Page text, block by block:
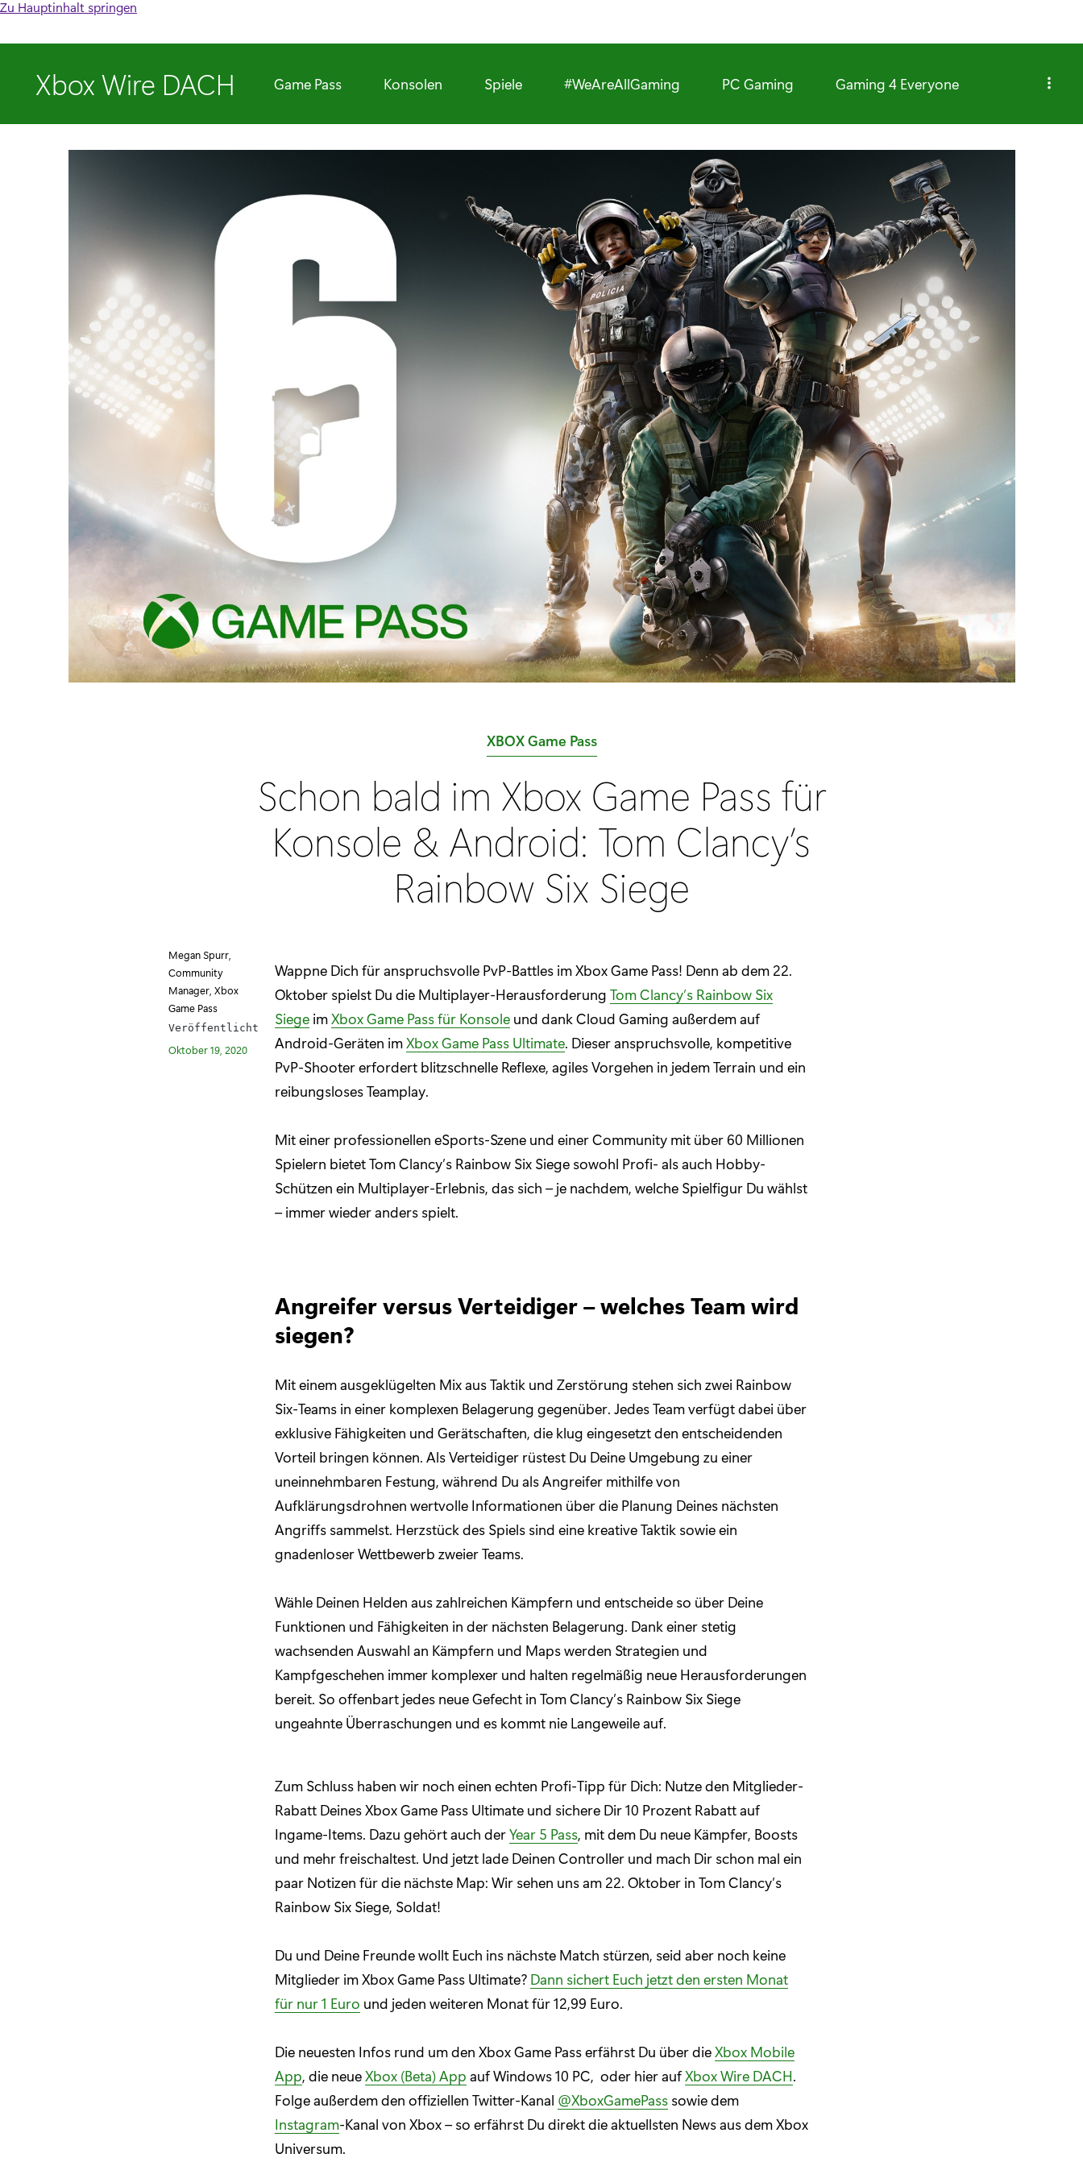
Zu Hauptinhalt springen
Xbox Wire DACH Game Pass Konsolen Spiele #WeAreAllGaming PC Gaming Gaming 4 Everyone
K
t
e
g
o
r
XBOX Game Pass
Schon bald im Xbox Game Pass für
Konsole & Android: Tom Clancy’s
Rainbow Six Siege
Megan Spurr,
Community
Manager, Xbox
Game Pass
Veröffentlicht
Oktober 19, 2020
Wappne Dich für anspruchsvolle PvP-Battles im Xbox Game Pass! Denn ab dem 22.
Oktober spielst Du die Multiplayer-Herausforderung Tom Clancy’s Rainbow Six
Siege imXbox Game Pass für Konsole und dank Cloud Gaming außerdem auf
Android-Geräten imXbox Game Pass Ultimate. Dieser anspruchsvolle, kompetitive
PvP-Shooter erfordert blitzschnelle Reflexe, agiles Vorgehen in jedem Terrain und ein
reibungsloses Teamplay.
Mit einer professionellen eSports-Szene und einer Community mit über 60 Millionen
Spielern bietet Tom Clancy’s Rainbow Six Siege sowohl Profi- als auch Hobby-
Schützen ein Multiplayer-Erlebnis, das sich – je nachdem, welche Spielfigur Du wählst
– immer wieder anders spielt.
Angreifer versus Verteidiger – welches Team wird
siegen?
Mit einem ausgeklügelten Mix aus Taktik und Zerstörung stehen sich zwei Rainbow
Six-Teams in einer komplexen Belagerung gegenüber. Jedes Team verfügt dabei über
exklusive Fähigkeiten und Gerätschaften, die klug eingesetzt den entscheidenden
Vorteil bringen können. Als Verteidiger rüstest Du Deine Umgebung zu einer
uneinnehmbaren Festung, während Du als Angreifer mithilfe von
Aufklärungsdrohnen wertvolle Informationen über die Planung Deines nächsten
Angriffs sammelst. Herzstück des Spiels sind eine kreative Taktik sowie ein
gnadenloser Wettbewerb zweier Teams.
Wähle Deinen Helden aus zahlreichen Kämpfern und entscheide so über Deine
Funktionen und Fähigkeiten in der nächsten Belagerung. Dank einer stetig
wachsenden Auswahl an Kämpfern und Maps werden Strategien und
Kampfgeschehen immer komplexer und halten regelmäßig neue Herausforderungen
bereit. So offenbart jedes neue Gefecht in Tom Clancy’s Rainbow Six Siege
ungeahnte Überraschungen und es kommt nie Langeweile auf.
Zum Schluss haben wir noch einen echten Profi-Tipp für Dich: Nutze den Mitglieder-
Rabatt Deines Xbox Game Pass Ultimate und sichere Dir 10 Prozent Rabatt auf
Ingame-Items. Dazu gehört auch derYear 5 Pass, mit dem Du neue Kämpfer, Boosts
und mehr freischaltest. Und jetzt lade Deinen Controller und mach Dir schon mal ein
paar Notizen für die nächste Map: Wir sehen uns am 22. Oktober in Tom Clancy’s
Rainbow Six Siege, Soldat!
Du und Deine Freunde wollt Euch ins nächste Match stürzen, seid aber noch keine
Mitglieder im Xbox Game Pass Ultimate? Dann sichert Euch jetzt den ersten Monat
für nur 1 Euro und jeden weiteren Monat für 12,99 Euro.
Die neuesten Infos rund um den Xbox Game Pass erfährst Du über dieXbox Mobile
App, die neueXbox (Beta) App auf Windows 10 PC, oder hier aufXbox Wire DACH.
Folge außerdem den offiziellen Twitter-Kanal @XboxGamePass sowie dem
Instagram-Kanal von Xbox – so erfährst Du direkt die aktuellsten News aus dem Xbox
Universum.